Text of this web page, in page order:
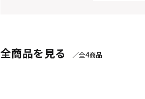
全商品を見る ／全4商品